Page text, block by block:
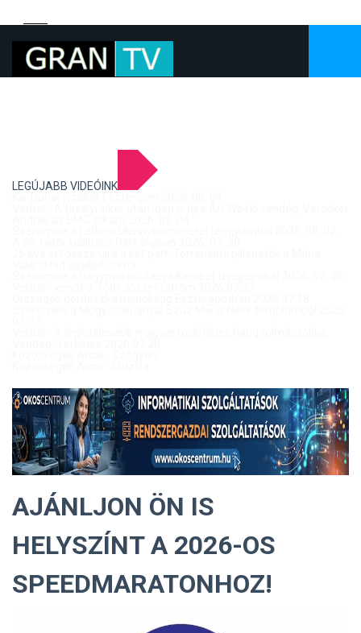
LEGÚJABB VIDEÓINK
AJÁNLJON ÖN IS
HELYSZÍNT A 2026-OS
SPEEDMARATONHOZ!